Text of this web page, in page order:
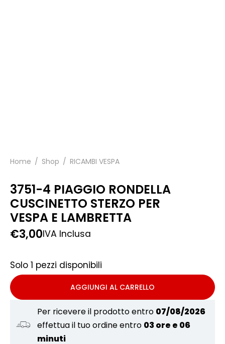
Home / Shop / RICAMBI VESPA
3751-4 PIAGGIO RONDELLA
CUSCINETTO STERZO PER
VESPA E LAMBRETTA
€3,00IVA Inclusa
Solo 1 pezzi disponibili
AGGIUNGI AL CARRELLO
Per ricevere il prodotto entro 07/08/2026
effettua il tuo ordine entro 03 ore e 06
minuti